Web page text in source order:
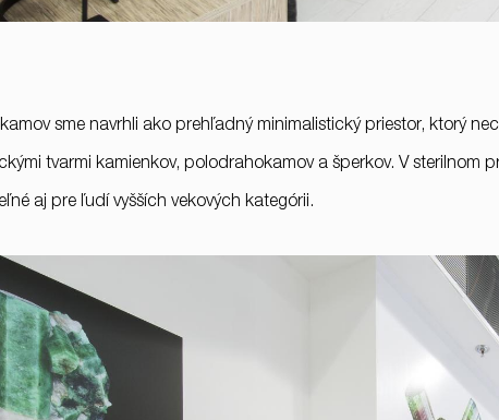
sme navrhli ako prehľadný minimalistický priestor, ktorý
tvarmi kamienkov, polodrahokamov a šperkov. V
aj pre ľudí vyšších vekových kategórii.
Klincová